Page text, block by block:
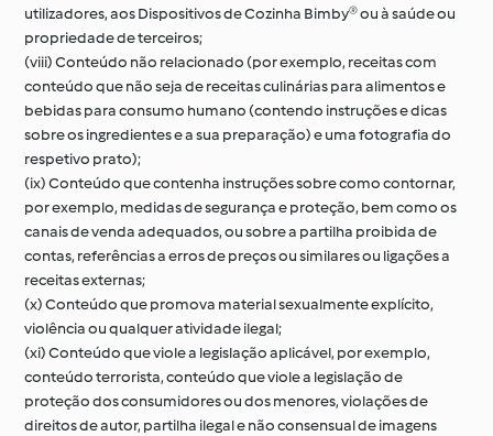
utilizadores, aos Dispositivos de Cozinha Bimby® ou à saúde ou
propriedade de terceiros;
(viii) Conteúdo não relacionado (por exemplo, receitas com
conteúdo que não seja de receitas culinárias para alimentos e
bebidas para consumo humano (contendo instruções e dicas
sobre os ingredientes e a sua preparação) e uma fotografia do
respetivo prato);
(ix) Conteúdo que contenha instruções sobre como contornar,
por exemplo, medidas de segurança e proteção, bem como os
canais de venda adequados, ou sobre a partilha proibida de
contas, referências a erros de preços ou similares ou ligações a
receitas externas;
(x) Conteúdo que promova material sexualmente explícito,
violência ou qualquer atividade ilegal;
(xi) Conteúdo que viole a legislação aplicável, por exemplo,
conteúdo terrorista, conteúdo que viole a legislação de
proteção dos consumidores ou dos menores, violações de
direitos de autor, partilha ilegal e não consensual de imagens